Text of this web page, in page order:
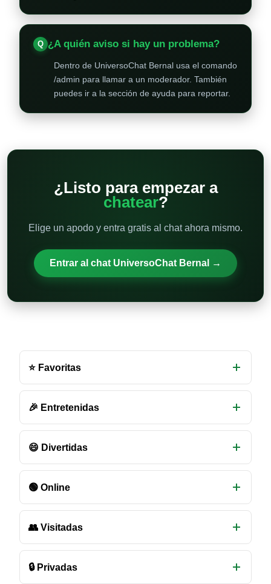
¿A quién aviso si hay un problema?
Dentro de UniversoChat Bernal usa el comando
/admin para llamar a un moderador. También
puedes ir a la sección de ayuda para reportar.
¿Listo para empezar a
chatear?
Elige un apodo y entra gratis al chat ahora mismo.
Entrar al chat UniversoChat Bernal →
de
chat
disponibles
⭐ Favoritas
🎉 Entretenidas
😄 Divertidas
🟢 Online
👥 Visitadas
🔒 Privadas